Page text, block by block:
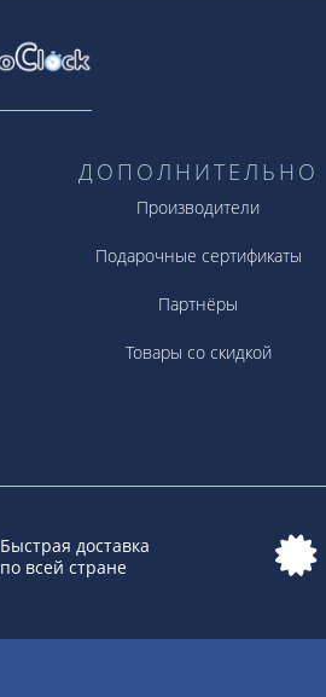
ДОПОЛНИТЕЛЬНО
Производители
Подарочные сертификаты
Партнёры
Товары со скидкой
Быстрая доставка
по всей стране